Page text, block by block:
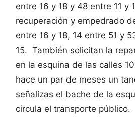
entre 16 y 18 y 48 entre 11 y
recuperación y empedrado
entre 16 y 18, 14 entre 51 y
15. También solicitan la
en la esquina de las calles
hace un par de meses un
señalizas el bache de la
circula el transporte público.